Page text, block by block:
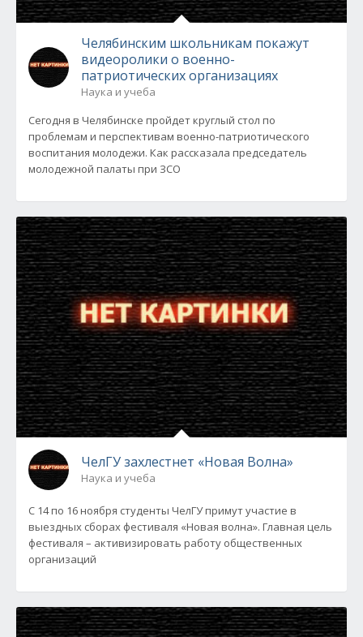
Челябинским школьникам покажут
видеоролики о военно-
патриотических организациях
Наука и учеба
Сегодня в Челябинске пройдет круглый стол по
проблемам и перспективам военно-патриотического
воспитания молодежи. Как рассказала председатель
молодежной палаты при ЗСО
ЧелГУ захлестнет «Новая Волна»
Наука и учеба
С 14 по 16 ноября студенты ЧелГУ примут участие в
выездных сборах фестиваля «Новая волна». Главная цель
фестиваля – активизировать работу общественных
организаций